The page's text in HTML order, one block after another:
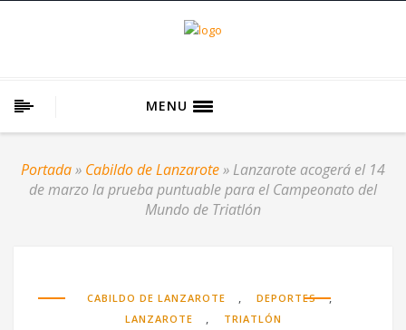
MENU
Portada» Cabildo de Lanzarote» Lanzarote acogerá el 14
de marzo la prueba puntuable para el Campeonato del
Mundo de Triatlón
CABILDO DE LANZAROTE , DEPORTES ,
LANZAROTE , TRIATLÓN